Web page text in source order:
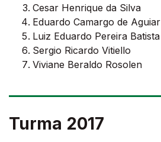
Cesar Henrique da Silva
Eduardo Camargo de Aguiar
Luiz Eduardo Pereira Batista
Sergio Ricardo Vitiello
Viviane Beraldo Rosolen
Turma 2017